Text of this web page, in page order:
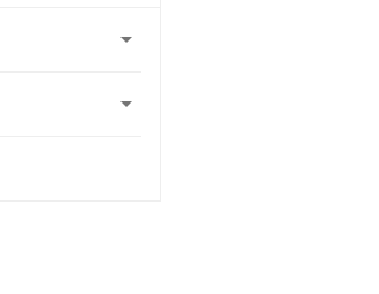

